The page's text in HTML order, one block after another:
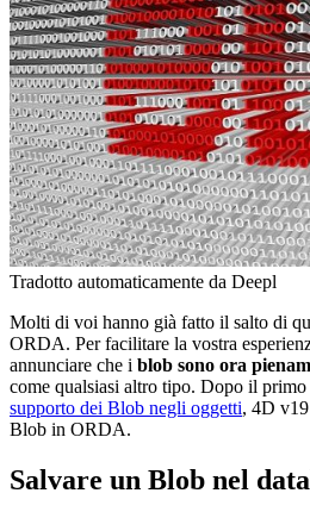
Tradotto automaticamente da Deepl
Molti di voi hanno già fatto il salto di
ORDA. Per facilitare la vostra
annunciare che i blob sono ora
come qualsiasi altro tipo. Dopo il
supporto dei Blob negli oggetti, 4D
Blob in ORDA.
Salvare un Blob nel